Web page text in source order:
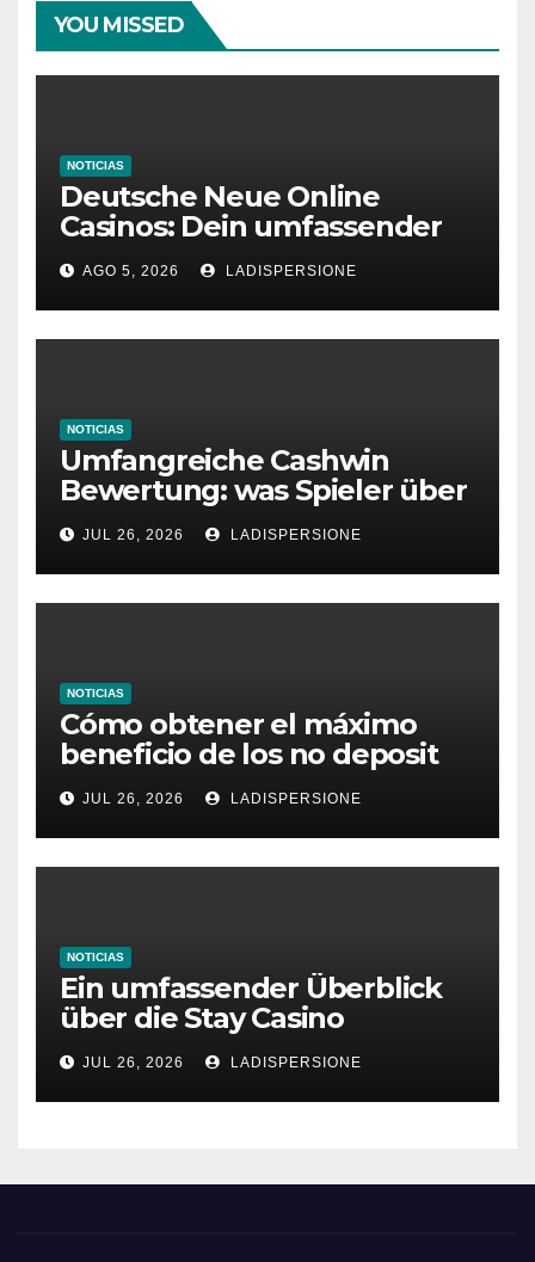
YOU MISSED
NOTICIAS
Deutsche Neue Online
Casinos: Dein umfassender
Ratgeber für moderne
Glücksspielplattformen
AGO 5, 2026 LADISPERSIONE
NOTICIAS
Umfangreiche Cashwin
Bewertung: was Spieler über
dieses Casino denken
JUL 26, 2026 LADISPERSIONE
NOTICIAS
Cómo obtener el máximo
beneficio de los no deposit
bonus codes de roby casino
JUL 26, 2026 LADISPERSIONE
NOTICIAS
Ein umfassender Überblick
über die Stay Casino
Bonusbedingungen
JUL 26, 2026 LADISPERSIONE